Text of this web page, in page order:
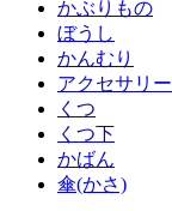
かぶりもの
ぼうし
かんむり
アクセサリー
くつ
くつ下
かばん
傘(かさ)